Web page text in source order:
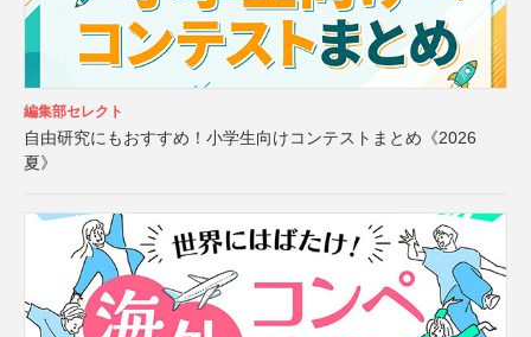
編集部セレクト
自由研究にもおすすめ！小学生向けコンテストまとめ《2026
夏》